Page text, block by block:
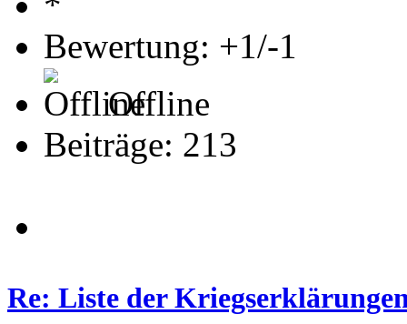
Bewertung: +1/-1
Offline
Beiträge: 213
Re: Liste der